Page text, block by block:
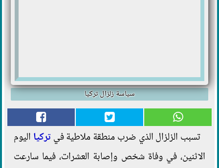
سياسة زلزال تركيا
تسبب الزلزال الذي ضرب منطقة ملاطية فيتركيا اليوم
الاثنين، في وفاة شخص وإصابة العشرات، فيما سارعت